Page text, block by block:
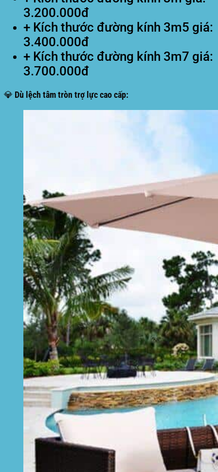
3.200.000đ
+ Kích thước đường kính 3m5 giá:
3.400.000đ
+ Kích thước đường kính 3m7 giá:
3.700.000đ
💎 Dù lệch tâm tròn trợ lực cao cấp: